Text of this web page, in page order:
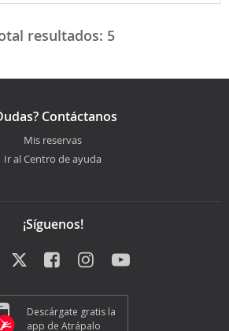
resultados: 5
Contáctanos
Mis reservas
Ir al Centro de ayuda
¡Síguenos!
Descárgate gratis la
app de Atrápalo